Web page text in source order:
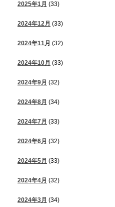
2025年1月 (33)
2024年12月 (33)
2024年11月 (32)
2024年10月 (33)
2024年9月 (32)
2024年8月 (34)
2024年7月 (33)
2024年6月 (32)
2024年5月 (33)
2024年4月 (32)
2024年3月 (34)